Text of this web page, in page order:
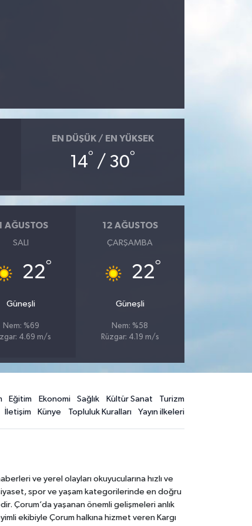
EN DÜŞÜK / EN YÜKSEK
14° / 30°
AĞUSTOS
SALI
22°
Güneşli
Nem: %69
4.69 m/s
12 AĞUSTOS
ÇARŞAMBA
22°
Güneşli
Nem: %58
Rüzgar: 4.19 m/s
Eğitim Ekonomi Sağlık Kültür Sanat
Turizm
İletişim Künye Topluluk Kuralları Yayın ilkeleri
ve yerel olayları okuyucularına hızlı ve
spor ve yaşam kategorilerinde en doğru
Çorum’da yaşanan önemli gelişmeleri anlık
ekibiyle Çorum halkına hizmet veren Kargı